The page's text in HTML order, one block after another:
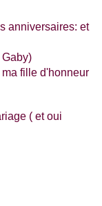
anniversaires: et
fille d'honneur
( et oui